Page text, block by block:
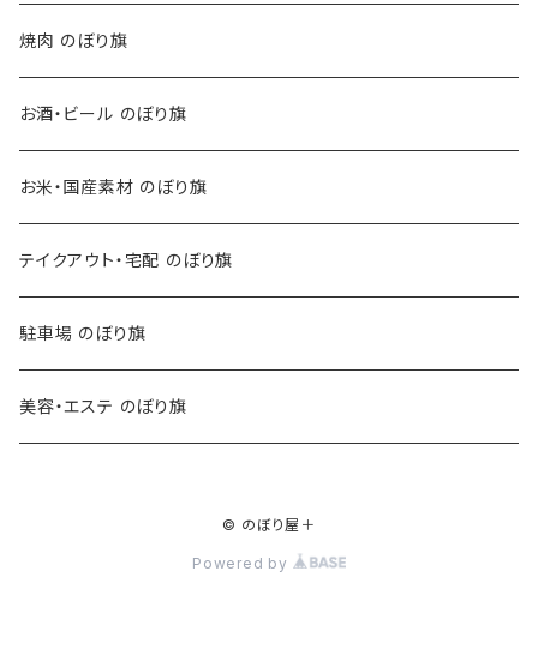
焼肉 のぼり旗
お酒・ビール のぼり旗
お米・国産素材 のぼり旗
テイクアウト・宅配 のぼり旗
駐車場 のぼり旗
美容・エステ のぼり旗
© のぼり屋＋
Powered by